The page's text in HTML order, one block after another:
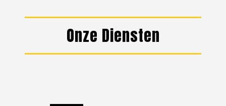
Onze Diensten